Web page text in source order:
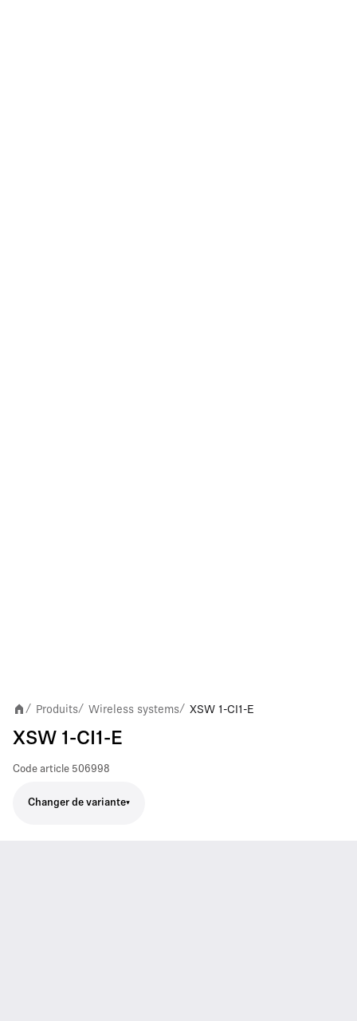
/ Produits/ Wireless systems/ XSW 1-CI1-E
XSW 1-CI1-E
Code article 506998
Changer de variante